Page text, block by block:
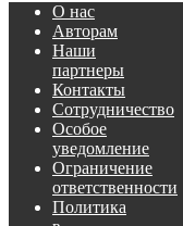
О нас
Авторам
Наши
партнеры
Контакты
Сотрудничество
Особое
уведомление
Ограничение
ответственности
Политика